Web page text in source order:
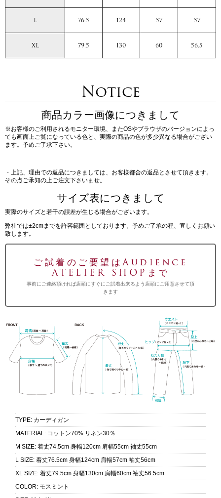
L 76.5 124 57 57
XL 79.5 130 60 56.5
Notice
商品カラー画像につきまして
※お客様のご利用されるモニター環境、またOSやブラウザのバージョンによっ
ても画面上ご覧になっている色と、実際の商品の色が多少異なる場合がござい
ます。予めご了承下さい。
・上記、理由での返品につきましては、お客様都合の返品とさせて頂きます。
その点ご承知の上ご注文下さいませ。
サイズ表につきまして
実際のサイズと若干の誤差が生じる場合がございます。
弊社では±2cmまでを許容範囲としております。予めご了承の程、宜しくお願い
致します。
ご試着のご要望はAudience
ATELIER SHOPまで
事前にご連絡頂ければ店頭にすぐにご試着出来るよう店頭にご用意させて頂
きます
TYPE: カーディガン
MATERIAL: コットン70% リネン30％
M SIZE: 着丈74.5cm 身幅120cm 肩幅55cm 袖丈55cm
L SIZE: 着丈76.5cm 身幅124cm 肩幅57cm 袖丈56cm
XL SIZE: 着丈79.5cm 身幅130cm 肩幅60cm 袖丈56.5cm
COLOR: モスミント